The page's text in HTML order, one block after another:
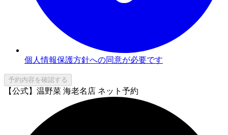
個人情報保護方針への同意が必要です
予約内容を確認する
【公式】温野菜 海老名店 ネット予約